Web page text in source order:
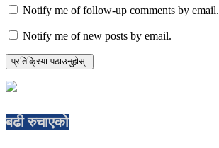
Notify me of follow-up comments by email.
Notify me of new posts by email.
बढी रुचाएको